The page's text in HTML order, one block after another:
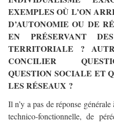
EXEMPLES OÙ L’ON
D’AUTONOMIE OU DE
EN PRÉSERVANT
TERRITORIALE ?
CONCILIER
QUESTION SOCIALE ET
LES RÉSEAUX ?
Il n’y a pas de réponse
technico-fonctionnelle, de